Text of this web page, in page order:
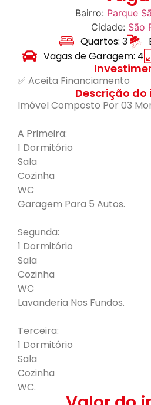
Bairro: Parque
Cidade: São
Quartos: 3
Vagas de Garagem: 4
✅ Aceita Financiamento
Descrição do
Imóvel Composto Por 03
A Primeira:
1 Dormitório
Sala
Cozinha
WC
Garagem Para 5 Autos.
Segunda:
1 Dormitório
Sala
Cozinha
WC
Lavanderia Nos Fundos.
Terceira:
1 Dormitório
Sala
Cozinha
WC.